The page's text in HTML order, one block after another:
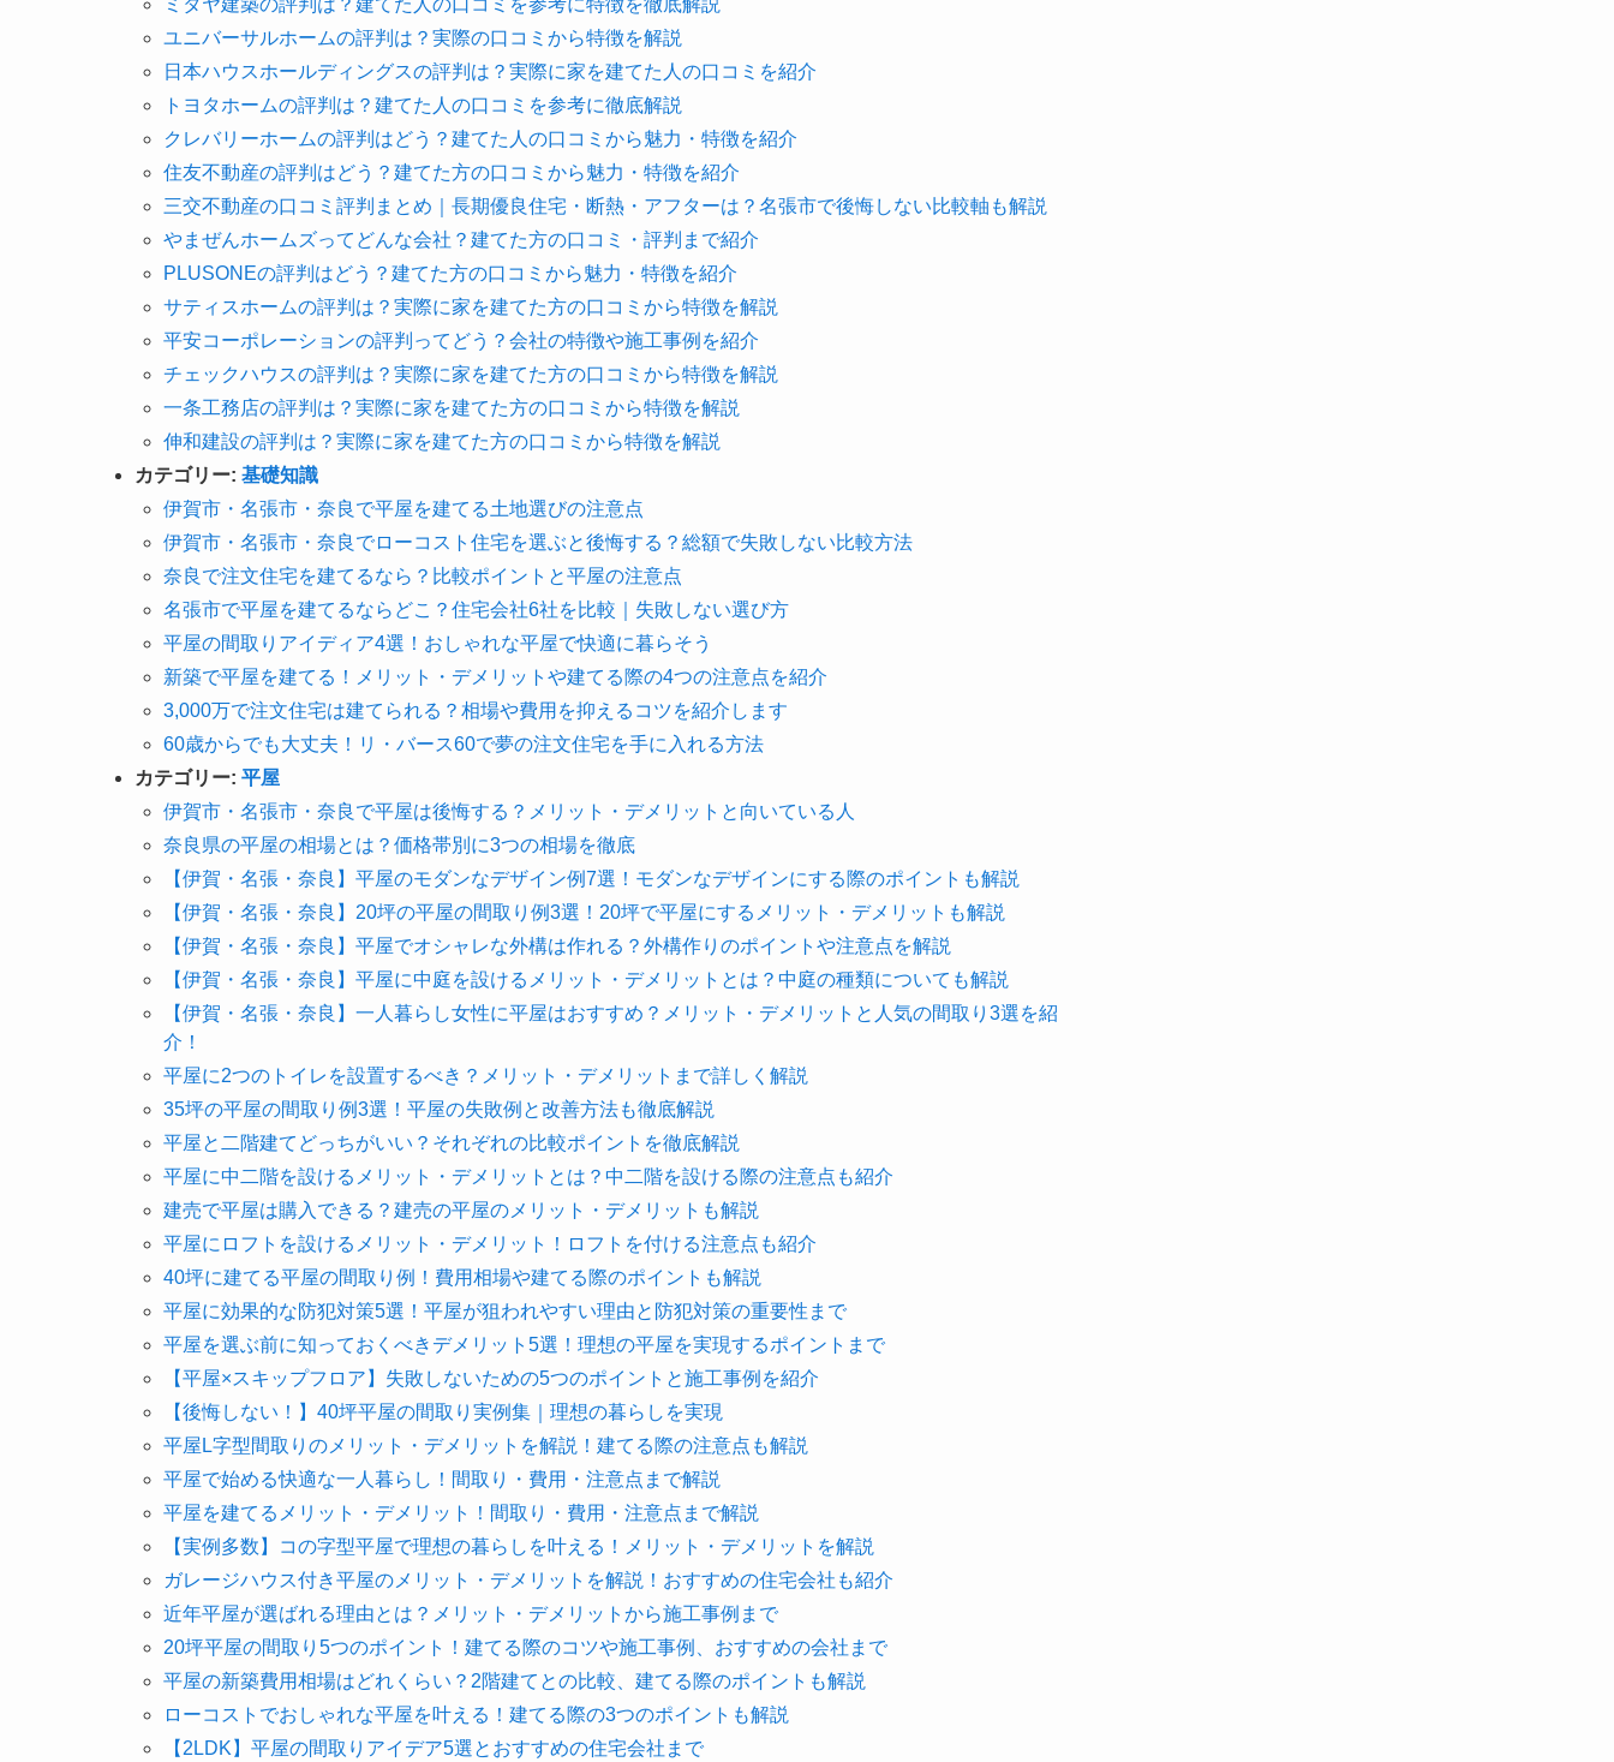
ユニバーサルホームの評判は？実際の口コミから特徴を解説
日本ハウスホールディングスの評判は？実際に家を建てた人の口コミを紹介
トヨタホームの評判は？建てた人の口コミを参考に徹底解説
クレバリーホームの評判はどう？建てた人の口コミから魅力・特徴を紹介
住友不動産の評判はどう？建てた方の口コミから魅力・特徴を紹介
三交不動産の口コミ評判まとめ｜長期優良住宅・断熱・アフターは？名張市で後悔しない比較軸も解説
やまぜんホームズってどんな会社？建てた方の口コミ・評判まで紹介
PLUSONEの評判はどう？建てた方の口コミから魅力・特徴を紹介
サティスホームの評判は？実際に家を建てた方の口コミから特徴を解説
平安コーポレーションの評判ってどう？会社の特徴や施工事例を紹介
チェックハウスの評判は？実際に家を建てた方の口コミから特徴を解説
一条工務店の評判は？実際に家を建てた方の口コミから特徴を解説
伸和建設の評判は？実際に家を建てた方の口コミから特徴を解説
カテゴリー: 基礎知識
伊賀市・名張市・奈良で平屋を建てる土地選びの注意点
伊賀市・名張市・奈良でローコスト住宅を選ぶと後悔する？総額で失敗しない比較方法
奈良で注文住宅を建てるなら？比較ポイントと平屋の注意点
名張市で平屋を建てるならどこ？住宅会社6社を比較｜失敗しない選び方
平屋の間取りアイディア4選！おしゃれな平屋で快適に暮らそう
新築で平屋を建てる！メリット・デメリットや建てる際の4つの注意点を紹介
3,000万で注文住宅は建てられる？相場や費用を抑えるコツを紹介します
60歳からでも大丈夫！リ・バース60で夢の注文住宅を手に入れる方法
カテゴリー: 平屋
伊賀市・名張市・奈良で平屋は後悔する？メリット・デメリットと向いている人
奈良県の平屋の相場とは？価格帯別に3つの相場を徹底
【伊賀・名張・奈良】平屋のモダンなデザイン例7選！モダンなデザインにする際のポイントも解説
【伊賀・名張・奈良】20坪の平屋の間取り例3選！20坪で平屋にするメリット・デメリットも解説
【伊賀・名張・奈良】平屋でオシャレな外構は作れる？外構作りのポイントや注意点を解説
【伊賀・名張・奈良】平屋に中庭を設けるメリット・デメリットとは？中庭の種類についても解説
【伊賀・名張・奈良】一人暮らし女性に平屋はおすすめ？メリット・デメリットと人気の間取り3選を紹
介！
平屋に2つのトイレを設置するべき？メリット・デメリットまで詳しく解説
35坪の平屋の間取り例3選！平屋の失敗例と改善方法も徹底解説
平屋と二階建てどっちがいい？それぞれの比較ポイントを徹底解説
平屋に中二階を設けるメリット・デメリットとは？中二階を設ける際の注意点も紹介
建売で平屋は購入できる？建売の平屋のメリット・デメリットも解説
平屋にロフトを設けるメリット・デメリット！ロフトを付ける注意点も紹介
40坪に建てる平屋の間取り例！費用相場や建てる際のポイントも解説
平屋に効果的な防犯対策5選！平屋が狙われやすい理由と防犯対策の重要性まで
平屋を選ぶ前に知っておくべきデメリット5選！理想の平屋を実現するポイントまで
【平屋×スキップフロア】失敗しないための5つのポイントと施工事例を紹介
【後悔しない！】40坪平屋の間取り実例集｜理想の暮らしを実現
平屋L字型間取りのメリット・デメリットを解説！建てる際の注意点も解説
平屋で始める快適な一人暮らし！間取り・費用・注意点まで解説
平屋を建てるメリット・デメリット！間取り・費用・注意点まで解説
【実例多数】コの字型平屋で理想の暮らしを叶える！メリット・デメリットを解説
ガレージハウス付き平屋のメリット・デメリットを解説！おすすめの住宅会社も紹介
近年平屋が選ばれる理由とは？メリット・デメリットから施工事例まで
20坪平屋の間取り5つのポイント！建てる際のコツや施工事例、おすすめの会社まで
平屋の新築費用相場はどれくらい？2階建てとの比較、建てる際のポイントも解説
ローコストでおしゃれな平屋を叶える！建てる際の3つのポイントも解説
【2LDK】平屋の間取りアイデア5選とおすすめの住宅会社まで